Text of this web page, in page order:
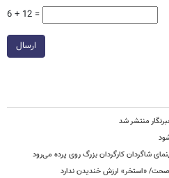
6 + 12 =
ارسال
منتشر شد
شاگردان کارگردان بزرگ روی پرده می‌رود
صحت/ «استخر» ارزش خندیدن ندارد